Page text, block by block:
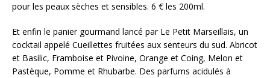
pour les peaux sèches et sensibles. 6 € les 200ml.
Et enfin le panier gourmand lancé par Le Petit Marseillais, un
cocktail appelé Cueillettes fruitées aux senteurs du sud. Abricot
et Basilic, Framboise et Pivoine, Orange et Coing, Melon et
Pastèque, Pomme et Rhubarbe. Des parfums acidulés à